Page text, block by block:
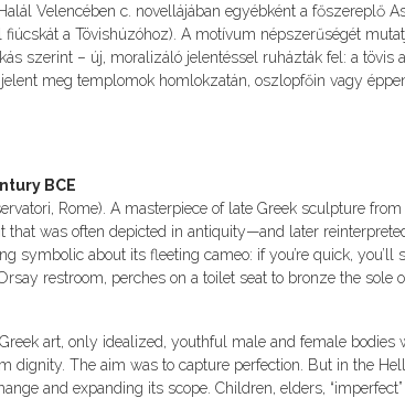
Velencében c. novellájában egyébként a főszereplő
a Tövishúzóhoz). A motívum népszerűségét
szerint – új, moralizáló jelentéssel ruházták fel: a tövis
meg templomok homlokzatán, oszlopfőin vagy
BCE
Rome). A masterpiece of late Greek sculpture
that was often depicted in antiquity—and later
symbolic about its fleeting cameo: if you’re quick, you’ll
restroom, perches on a toilet seat to bronze the
art, only idealized, youthful male and female bodies
dignity. The aim was to capture perfection. But in the
and expanding its scope. Children, elders,